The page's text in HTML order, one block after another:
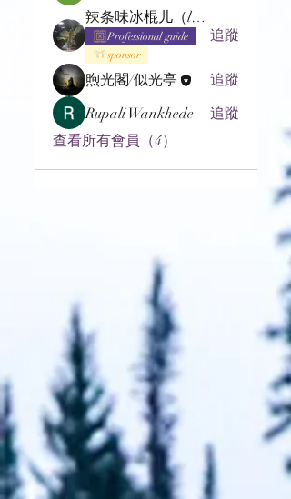
辣条味冰棍儿（lof别玩了要氪金的）
Professional guide
sponsor
追蹤
煦光閣/似光亭
追蹤
Rupali Wankhede
追蹤
查看所有會員（4）